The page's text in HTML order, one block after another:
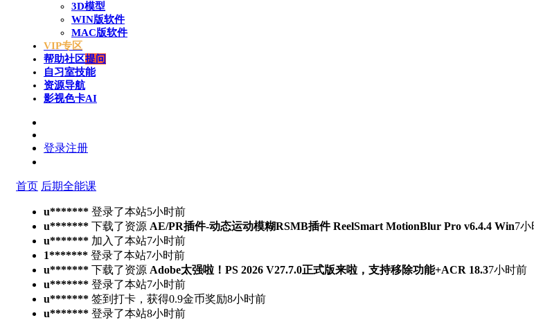
3D模型
WIN版软件
MAC版软件
VIP专区
帮助社区提问
自习室技能
资源导航
影视色卡AI
登录注册
首页 后期全能课
u******* 登录了本站5小时前
u******* 下载了资源 AE/PR插件-动态运动模糊RSMB插件 ReelSmart MotionBlur Pro v6.4.4 Win7
u******* 加入了本站7小时前
1******* 登录了本站7小时前
u******* 下载了资源 Adobe太强啦！PS 2026 V27.7.0正式版来啦，支持移除功能+ACR 18.37小时前
u******* 登录了本站7小时前
u******* 签到打卡，获得0.9金币奖励8小时前
u******* 登录了本站8小时前